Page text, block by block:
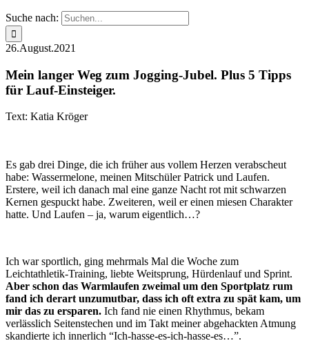
Suche nach:
26.August.2021
Mein langer Weg zum Jogging-Jubel. Plus 5 Tipps
für Lauf-Einsteiger.
Text: Katia Kröger
Es gab drei Dinge, die ich früher aus vollem Herzen verabscheut
habe: Wassermelone, meinen Mitschüler Patrick und Laufen.
Erstere, weil ich danach mal eine ganze Nacht rot mit schwarzen
Kernen gespuckt habe. Zweiteren, weil er einen miesen Charakter
hatte. Und Laufen – ja, warum eigentlich…?
Ich war sportlich, ging mehrmals Mal die Woche zum
Leichtathletik-Training, liebte Weitsprung, Hürdenlauf und Sprint.
Aber schon das Warmlaufen zweimal um den Sportplatz rum
fand ich derart unzumutbar, dass ich oft extra zu spät kam, um
mir das zu ersparen. Ich fand nie einen Rhythmus, bekam
verlässlich Seitenstechen und im Takt meiner abgehackten Atmung
skandierte ich innerlich “Ich-hasse-es-ich-hasse-es…”.